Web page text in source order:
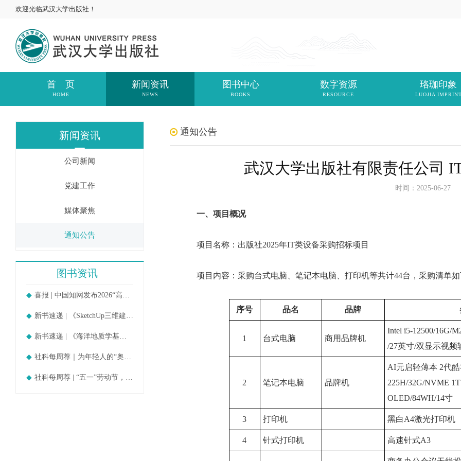
欢迎光临武汉大学出版社！
首 页
HOME
新闻资讯
NEWS
图书中心
BOOKS
数字资源
RESOURCE
珞珈印象
LUOJIA
新闻资讯
公司新闻
党建工作
媒体聚焦
通知公告
图书资讯
喜报 | 中国知网发布2026“高被引
新书速递 | 《SketchUp三维建模教
新书速递 | 《海洋地质学基础》
社科每周荐｜为年轻人的“奥德赛时期
社科每周荐 | “五一”劳动节，守护
通知公告
武汉大学出版社有限责任公司
时间：2025-06-27
一、项目概况
项目名称：出版社2025年IT类设备采购招标项目
项目内容：采购台式电脑、笔记本电脑、打印机等共计44台，采购清单如
序号 品名 品牌
1 台式电脑 商用品牌机
Intel i5-12500/16G/
/27英寸/双显示视频
2 笔记本电脑 品牌机
AI元启轻薄本 2代酷
225H/32G/NVME
OLED/84WH/14寸
3 打印机 黑白A4激光打印机
4 针式打印机 高速针式A3